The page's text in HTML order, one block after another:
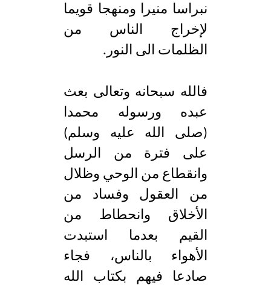
نبراسا منيرا ومنهجا قويما
لإخراج الناس من
الظلمات الى النور.
فالله سبحانه وتعالى بعث
عبده ورسوله محمدا
(صلى الله عليه وسلم)
على فترة من الرسل
وانقطاع من الوحي وظلال
من العقول وفساد من
الأخلاق وانحطاط من
القيم بعدما استبدت
الأهواء بالناس، فجاء
صادعا فيهم بكتاب الله